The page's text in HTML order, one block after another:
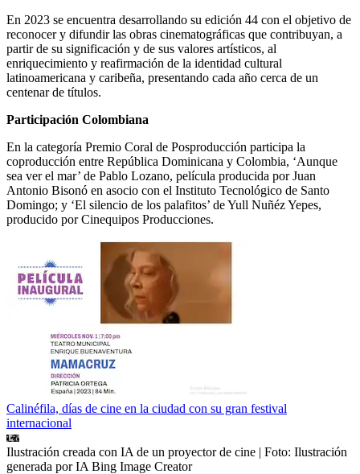
En 2023 se encuentra desarrollando su edición 44 con el objetivo de
reconocer y difundir las obras cinematográficas que contribuyan, a
partir de su significación y de sus valores artísticos, al
enriquecimiento y reafirmación de la identidad cultural
latinoamericana y caribeña, presentando cada año cerca de un
centenar de títulos.
Participación Colombiana
En la categoría Premio Coral de Posproducción participa la
coproducción entre República Dominicana y Colombia, ‘Aunque
sea ver el mar’ de Pablo Lozano, película producida por Juan
Antonio Bisonó en asocio con el Instituto Tecnológico de Santo
Domingo; y ‘El silencio de los palafitos’ de Yull Nuñéz Yepes,
producido por Cinequipos Producciones.
Calinéfila, días de cine en la ciudad con su gran festival
internacional
Ilustración creada con IA de un proyector de cine | Foto: Ilustración
generada por IA Bing Image Creator